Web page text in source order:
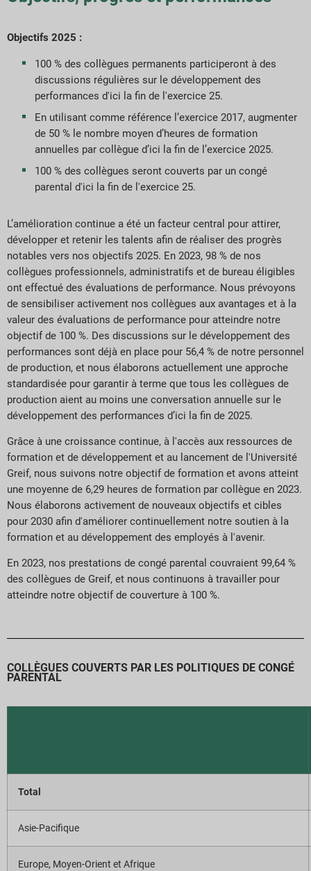
Objectifs 2025 :
100 % des collègues permanents participeront à des
discussions régulières sur le développement des
performances d'ici la fin de l'exercice 25.
En utilisant comme référence l’exercice 2017, augmenter
de 50 % le nombre moyen d’heures de formation
annuelles par collègue d’ici la fin de l’exercice 2025.
100 % des collègues seront couverts par un congé
parental d'ici la fin de l'exercice 25.
L’amélioration continue a été un facteur central pour attirer,
développer et retenir les talents afin de réaliser des progrès
notables vers nos objectifs 2025. En 2023, 98 % de nos
collègues professionnels, administratifs et de bureau éligibles
ont effectué des évaluations de performance. Nous prévoyons
de sensibiliser activement nos collègues aux avantages et à la
valeur des évaluations de performance pour atteindre notre
objectif de 100 %. Des discussions sur le développement des
performances sont déjà en place pour 56,4 % de notre personnel
de production, et nous élaborons actuellement une approche
standardisée pour garantir à terme que tous les collègues de
production aient au moins une conversation annuelle sur le
développement des performances d’ici la fin de 2025.
Grâce à une croissance continue, à l'accès aux ressources de
formation et de développement et au lancement de l'Université
Greif, nous suivons notre objectif de formation et avons atteint
une moyenne de 6,29 heures de formation par collègue en 2023.
Nous élaborons activement de nouveaux objectifs et cibles
pour 2030 afin d'améliorer continuellement notre soutien à la
formation et au développement des employés à l'avenir.
En 2023, nos prestations de congé parental couvraient 99,64 %
des collègues de Greif, et nous continuons à travailler pour
atteindre notre objectif de couverture à 100 %.
COLLÈGUES COUVERTS PAR LES POLITIQUES DE CONGÉ
PARENTAL
Total
Asie-Pacifique
Europe, Moyen-Orient et Afrique